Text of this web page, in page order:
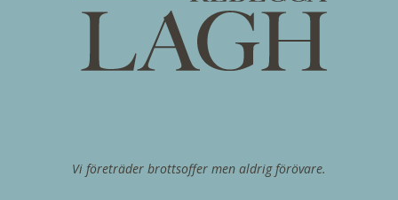
Vi företräder brottsoffer men aldrig förövare.